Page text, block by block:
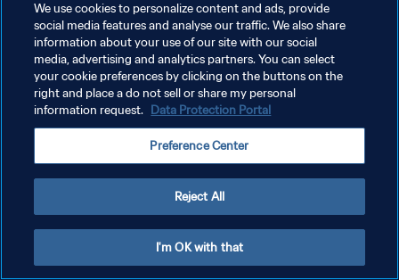
개인정보 보호정책
서비스 약관
쿠키 기본 설정 관리
We use cookies to personalize content and ads, provide
social media features and analyse our traffic. We also share
information about your use of our site with our social
media, advertising and analytics partners. You can select
your cookie preferences by clicking on the buttons on the
right and place a do not sell or share my personal
information request. Data Protection Portal
Preference Center
Reject All
I'm OK with that